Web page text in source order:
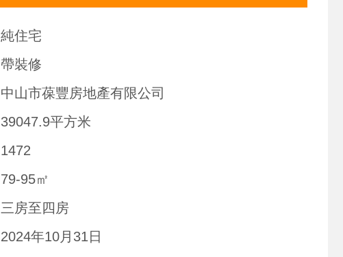
純住宅
帶裝修
中山市葆豐房地產有限公司
39047.9平方米
1472
79-95㎡
三房至四房
2024年10月31日